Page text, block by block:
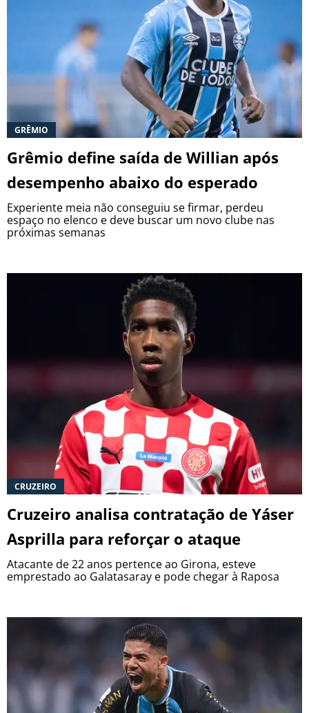
GRÊMIO
Grêmio define saída de Willian após
desempenho abaixo do esperado
Experiente meia não conseguiu se firmar, perdeu
espaço no elenco e deve buscar um novo clube nas
próximas semanas
CRUZEIRO
Cruzeiro analisa contratação de Yáser
Asprilla para reforçar o ataque
Atacante de 22 anos pertence ao Girona, esteve
emprestado ao Galatasaray e pode chegar à Raposa